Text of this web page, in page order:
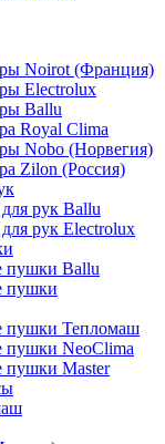
Noirot (Франция)
Electrolux
Ballu
Royal Clima
Nobo (Норвегия)
Zilon (Россия)
рук Ballu
рук Electrolux
пушки Ballu
пушки
пушки Тепломаш
пушки NeoClima
пушки Master